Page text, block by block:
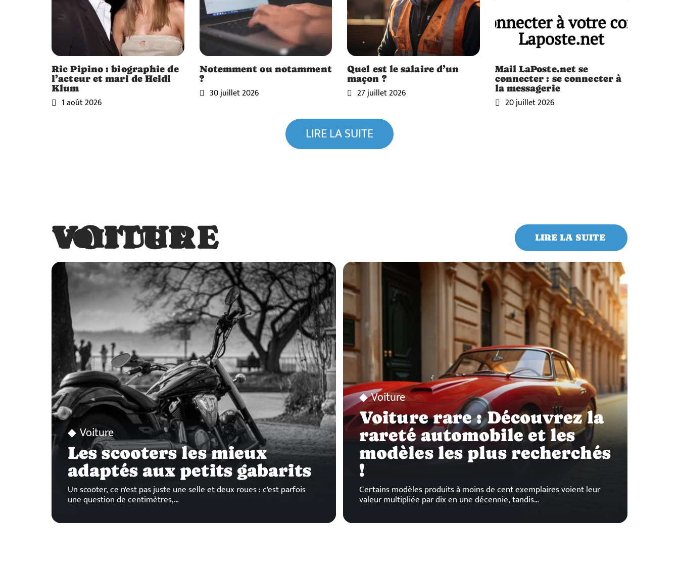
Ric Pipino : biographie de
l’acteur et mari de Heidi
Klum
1 août 2026
Notemment ou notamment
?
30 juillet 2026
Quel est le salaire d’un
maçon ?
27 juillet 2026
Mail LaPoste.net se
connecter : se connecter à
la messagerie
20 juillet 2026
LIRE LA SUITE
VOITURE
VOITURE LIRE LA SUITE
Voiture
Les scooters les mieux
adaptés aux petits gabarits
Un scooter, ce n'est pas juste une selle et deux roues : c'est parfois
une question de centimètres,…
Voiture
Voiture rare : Découvrez la
rareté automobile et les
modèles les plus recherchés
!
Certains modèles produits à moins de cent exemplaires voient leur
valeur multipliée par dix en une décennie, tandis…